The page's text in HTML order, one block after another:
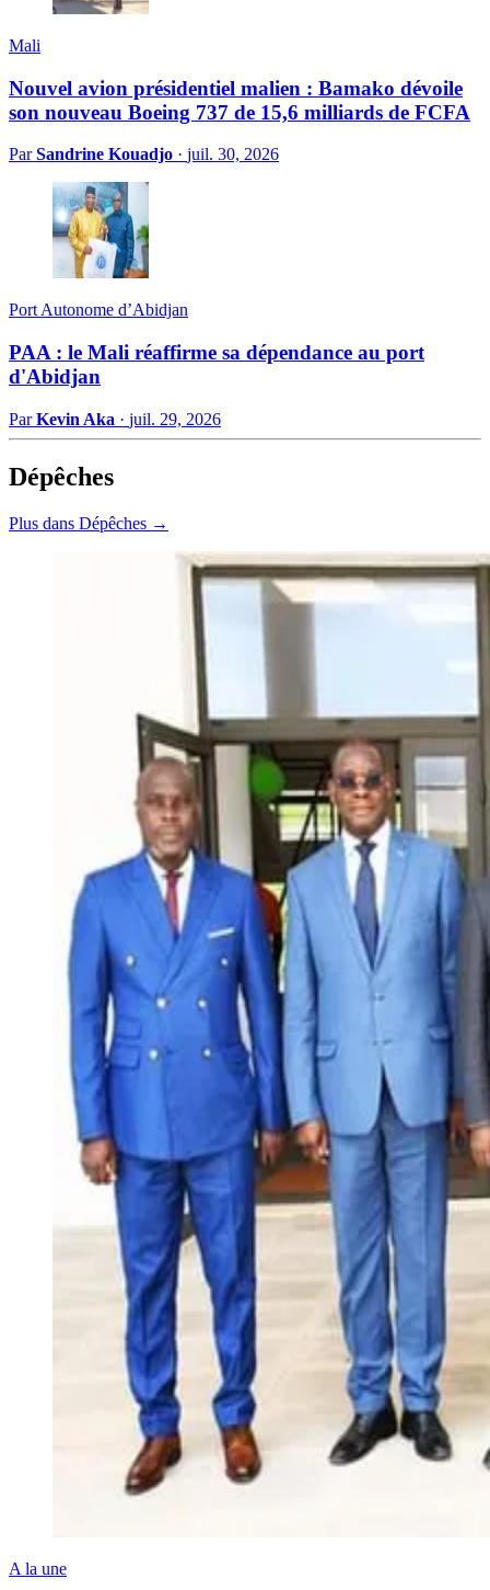
Mali
Nouvel avion présidentiel malien : Bamako dévoile
son nouveau Boeing 737 de 15,6 milliards de FCFA
ParSandrine Kouadjo · juil. 30, 2026
Port Autonome d’Abidjan
PAA : le Mali réaffirme sa dépendance au port
d'Abidjan
ParKevin Aka · juil. 29, 2026
Dépêches
Plus dans Dépêches →
A la une